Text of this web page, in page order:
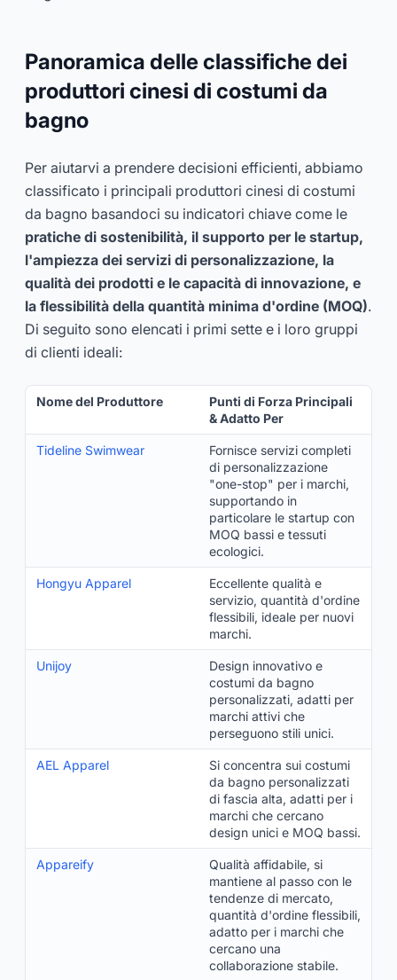
Panoramica delle classifiche dei
produttori cinesi di costumi da
bagno
Per aiutarvi a prendere decisioni efficienti, abbiamo
classificato i principali produttori cinesi di costumi
da bagno basandoci su indicatori chiave come le
pratiche di sostenibilità, il supporto per le startup,
l'ampiezza dei servizi di personalizzazione, la
qualità dei prodotti e le capacità di innovazione, e
la flessibilità della quantità minima d'ordine (MOQ).
Di seguito sono elencati i primi sette e i loro gruppi
di clienti ideali:
Nome del Produttore
Punti di Forza Principali
& Adatto Per
Tideline Swimwear
Fornisce servizi completi
di personalizzazione
"one-stop" per i marchi,
supportando in
particolare le startup con
MOQ bassi e tessuti
ecologici.
Hongyu Apparel
Eccellente qualità e
servizio, quantità d'ordine
flessibili, ideale per nuovi
marchi.
Unijoy
Design innovativo e
costumi da bagno
personalizzati, adatti per
marchi attivi che
perseguono stili unici.
AEL Apparel
Si concentra sui costumi
da bagno personalizzati
di fascia alta, adatti per i
marchi che cercano
design unici e MOQ bassi.
Appareify
Qualità affidabile, si
mantiene al passo con le
tendenze di mercato,
quantità d'ordine flessibili,
adatto per i marchi che
cercano una
collaborazione stabile.